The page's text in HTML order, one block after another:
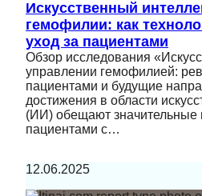
Искусственный
гемофилии: как
уход за пациентами
Обзор исследования
управлении гемофилией:
пациентами и будущие
достижения в области
(ИИ) обещают значительные
пациентами с…
12.06.2025